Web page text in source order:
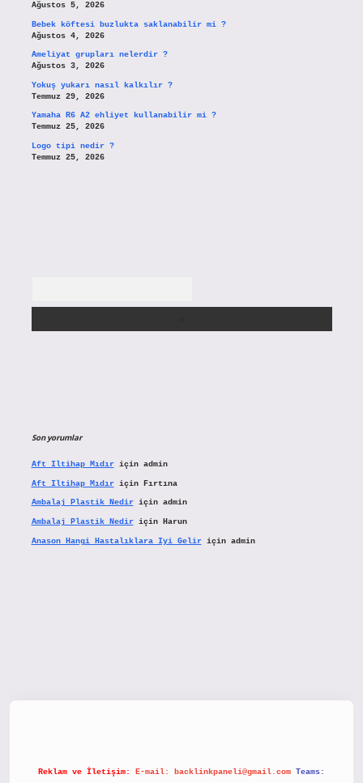
Ağustos 5, 2026
Bebek köftesi buzlukta saklanabilir mi ?
Ağustos 4, 2026
Ameliyat grupları nelerdir ?
Ağustos 3, 2026
Yokuş yukarı nasıl kalkılır ?
Temmuz 29, 2026
Yamaha R6 A2 ehliyet kullanabilir mi ?
Temmuz 25, 2026
Logo tipi nedir ?
Temmuz 25, 2026
Son yorumlar
Aft Iltihap Mıdıriçin admin
Aft Iltihap Mıdıriçin Fırtına
Ambalaj Plastik Nediriçin admin
Ambalaj Plastik Nediriçin Harun
Anason Hangi Hastalıklara Iyi Geliriçin admin
Reklam ve İletişim: E-mail: backlinkpaneli@gmail.com Teams: